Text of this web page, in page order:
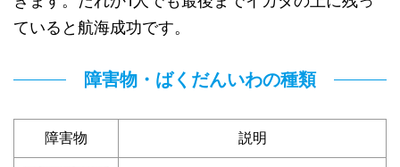
ていると航海成功です。
障害物・ばくだんいわの種類
障害物 説明